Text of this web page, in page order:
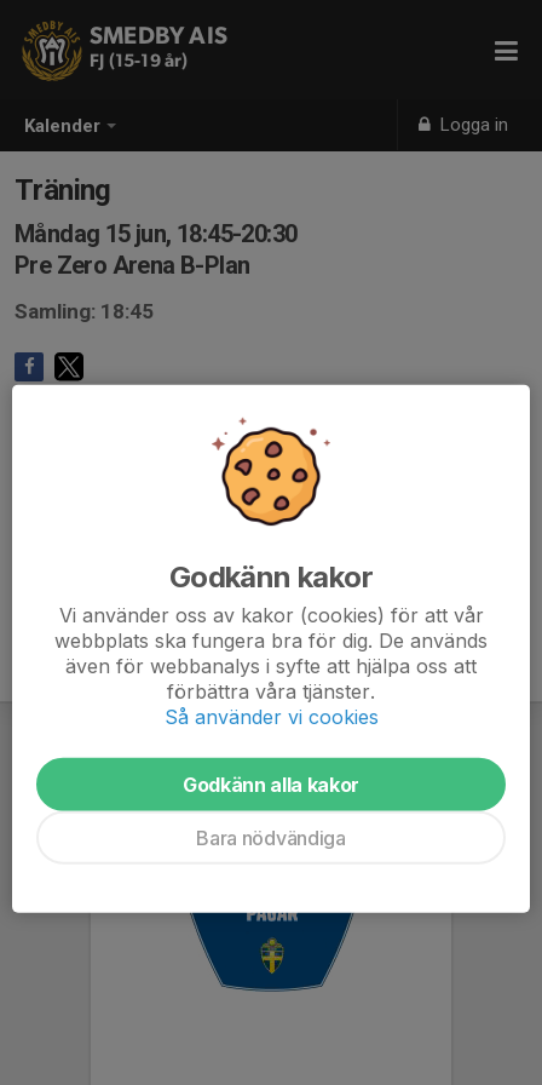
Kalender Logga in
SMEDBY AIS
FJ (15-19 år)
Träning
Måndag 15 jun, 18:45-20:30
Pre Zero Arena B-Plan
Samling: 18:45
Godkänn kakor
Vi använder oss av kakor (cookies) för att vår
webbplats ska fungera bra för dig. De används
även för webbanalys i syfte att hjälpa oss att
förbättra våra tjänster.
Så använder vi cookies
Godkänn alla kakor
Bara nödvändiga